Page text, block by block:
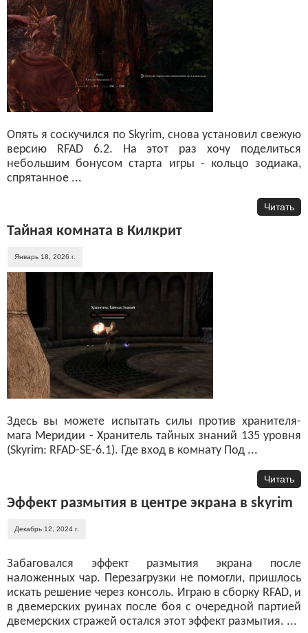
Опять я соскучился по Skyrim, снова установил свежую
версию RFAD 6.2. На этот раз хочу поделиться
небольшим бонусом старта игры - кольцо зодиака,
спрятанное ...
Читать
Тайная комната в Килкрит
Январь 18, 2026 г.
Здесь вы можете испытать силы против хранителя-
мага Меридии - Хранитель тайных знаний 135 уровня
(Skyrim: RFAD-SE-6.1). Где вход в комнату Под ...
Читать
Эффект размытия в центре экрана в skyrim
Декабрь 12, 2024 г.
Забаговался эффект размытия экрана после
наложенных чар. Перезагрузки не помогли, пришлось
искать решение через консоль. Играю в сборку RFAD, и
в двемерских руинах после боя с очередной партией
двемерских стражей остался этот эффект размытия. ...